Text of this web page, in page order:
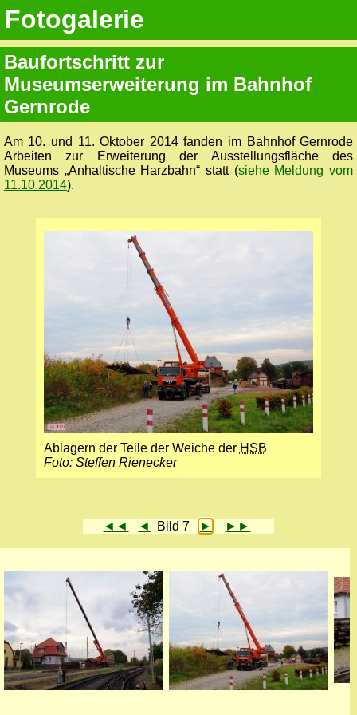
Fotogalerie
Baufortschritt zur
Museumserweiterung im Bahnhof
Gernrode
Am 10. und 11. Oktober 2014 fanden im Bahnhof Gernrode
Arbeiten zur Erweiterung der Ausstellungsfläche des
Museums „Anhaltische Harzbahn“ statt (siehe Meldung vom
11.10.2014).
Ablagern der Teile der Weiche der HSB
Foto: Steffen Rienecker
◄◄ ◄ Bild 7 ► ►►